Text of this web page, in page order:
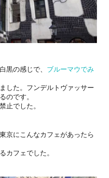
黒の感じで、 ブルーマウでみ
した。フンデルトヴァッサー
のです。
止でした。
京にこんなカフェがあったら
カフェでした。